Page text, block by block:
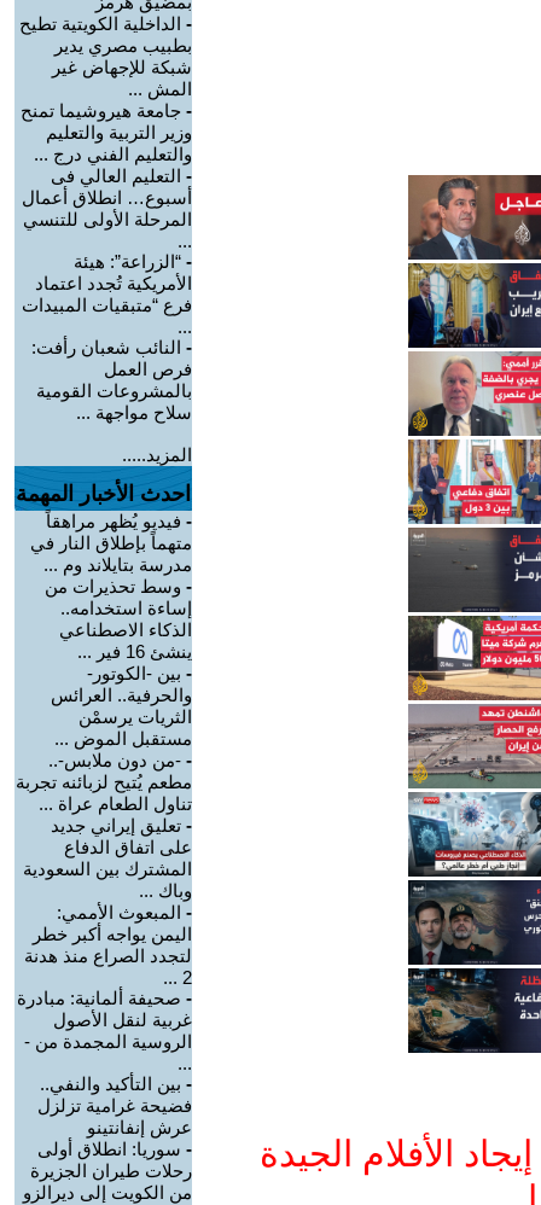
الأفلام الجيدة
- الداخلية الكويتية تطيح
بطبيب مصري يدير
شبكة للإجهاض غير
المش ...
- جامعة هيروشيما تمنح
وزير التربية والتعليم
والتعليم الفني درج ...
- التعليم العالي فى
أسبوع… انطلاق أعمال
المرحلة الأولى للتنسي
...
- “الزراعة”: هيئة
الأمريكية تُجدد اعتماد
فرع “متبقيات المبيدات
...
- النائب شعبان رأفت:
فرص العمل
بالمشروعات القومية
سلاح مواجهة ...
المزيد.....
احدث الأخبار المهمة
- فيديو يُظهر مراهقاً
متهماً بإطلاق النار في
مدرسة بتايلاند وم ...
- وسط تحذيرات من
إساءة استخدامه..
الذكاء الاصطناعي
ينشئ 16 فير ...
- بين -الكوتور-
والحرفية.. العرائس
الثريات يرسمْن
مستقبل الموض ...
- -من دون ملابس-..
مطعم يُتيح لزبائنه تجربة
تناول الطعام عراة ...
- تعليق إيراني جديد
على اتفاق الدفاع
المشترك بين السعودية
وباك ...
- المبعوث الأممي:
اليمن يواجه أكبر خطر
لتجدد الصراع منذ هدنة
2 ...
- صحيفة ألمانية: مبادرة
غربية لنقل الأصول
الروسية المجمدة من -
...
- بين التأكيد والنفي..
فضيحة غرامية تزلزل
عرش إنفانتينو
- سوريا: انطلاق أولى
رحلات طيران الجزيرة
من الكويت إلى ديرالزو